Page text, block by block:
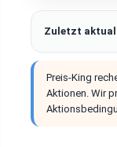
Zuletzt
Preis-King
Aktionen. Wir